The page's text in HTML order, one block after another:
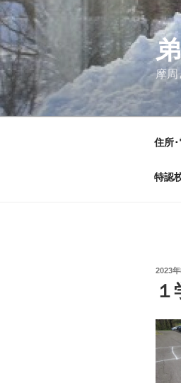
コ
ン
テ
ン
ツ
へ
ス
摩周
住所･
特認
投
日:
2023